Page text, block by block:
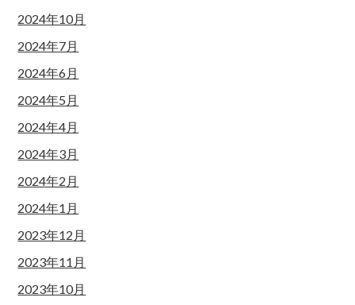
2024年10月
2024年7月
2024年6月
2024年5月
2024年4月
2024年3月
2024年2月
2024年1月
2023年12月
2023年11月
2023年10月